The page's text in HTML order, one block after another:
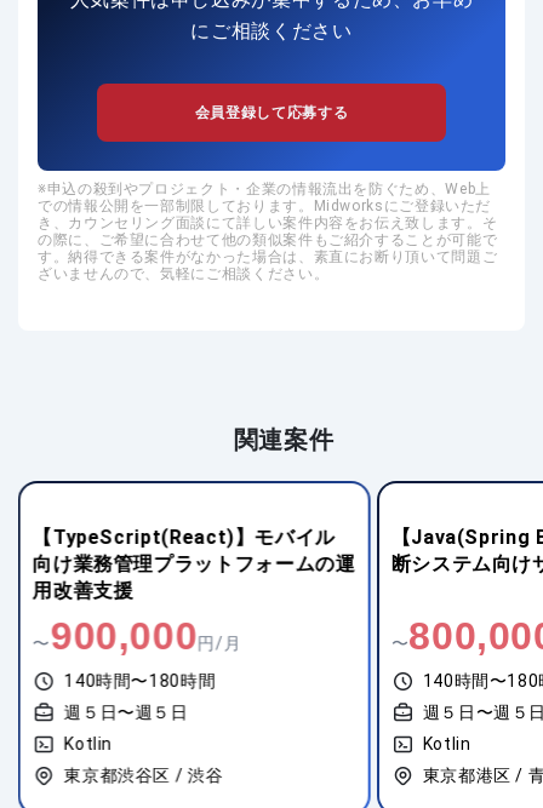
にご相談ください
会員登録して応募する
申込の殺到やプロジェクト・企業の情報流出を防ぐため、Web上
での情報公開を一部制限しております。Midworksにご登録いただ
き、カウンセリング面談にて詳しい案件内容をお伝え致します。そ
の際に、ご希望に合わせて他の類似案件もご紹介することが可能で
す。納得できる案件がなかった場合は、素直にお断り頂いて問題ご
ざいませんので、気軽にご相談ください。
関連案件
【TypeScript(React)】モバイル
向け業務管理プラットフォームの運
用改善支援
〜900,000円/月
140時間〜180時間
週５日〜週５日
Kotlin
東京都渋谷区 / 渋谷
【Java(Spring
断システム向け
〜
140時間〜180
週５日〜週５
Kotlin
東京都港区 /